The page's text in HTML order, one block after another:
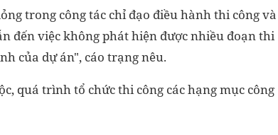
trong công tác chỉ đạo điều hành thi công và
đến việc không phát hiện được nhiều đoạn thi
của dự án", cáo trạng nêu.
quá trình tổ chức thi công các hạng mục công